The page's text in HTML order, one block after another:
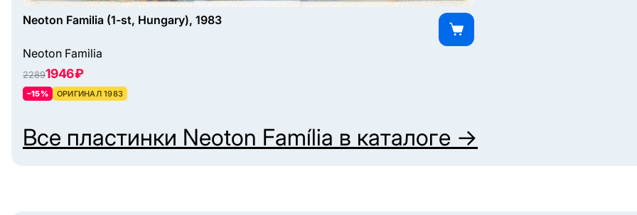
Neoton Familia (1-st, Hungary), 1983
Neoton Familia
22891946 ₽
–15% ОРИГИНАЛ 1983
Все пластинки Neoton Família в каталоге →